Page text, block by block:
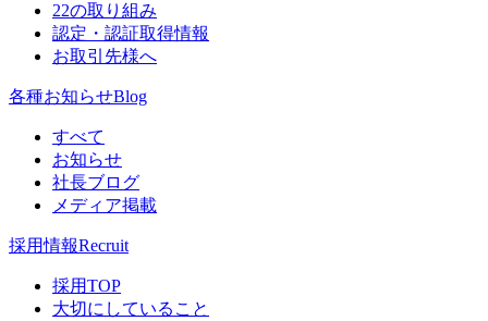
22の取り組み
認定・認証取得情報
お取引先様へ
各種お知らせBlog
すべて
お知らせ
社長ブログ
メディア掲載
採用情報Recruit
採用TOP
大切にしていること